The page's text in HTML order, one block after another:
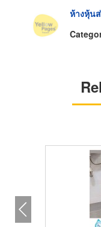
ห้างหุ้น